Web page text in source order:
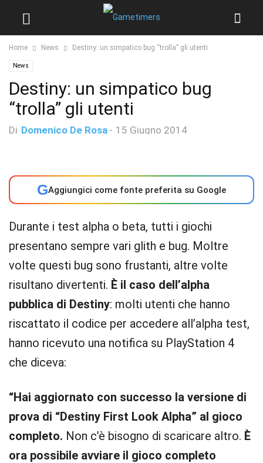
Home News Destiny: un simpatico bug “trolla” gli utenti
News
Destiny: un simpatico bug
“trolla” gli utenti
Di Domenico De Rosa - 15 Giugno 2014
GAggiungici come fonte preferita su Google
Durante i test alpha o beta, tutti i giochi
presentano sempre vari glith e bug. Moltre
volte questi bug sono frustanti, altre volte
risultano divertenti. È il caso dell’alpha
pubblica di Destiny: molti utenti che hanno
riscattato il codice per accedere all’alpha test,
hanno ricevuto una notifica su PlayStation 4
che diceva:
“Hai aggiornato con successo la versione di
prova di “Destiny First Look Alpha” al gioco
completo. Non c’è bisogno di scaricare altro. È
ora possibile avviare il gioco completo